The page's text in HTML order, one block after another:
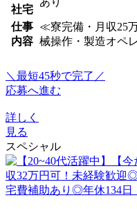
社宅
仕事
内容
≪寮完備・月収25
械操作・製造オペ
＼最短45秒で完了／
応募へ進む
詳しく
見る
スペシャル